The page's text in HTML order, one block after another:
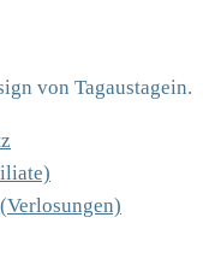
von Tagaustagein.